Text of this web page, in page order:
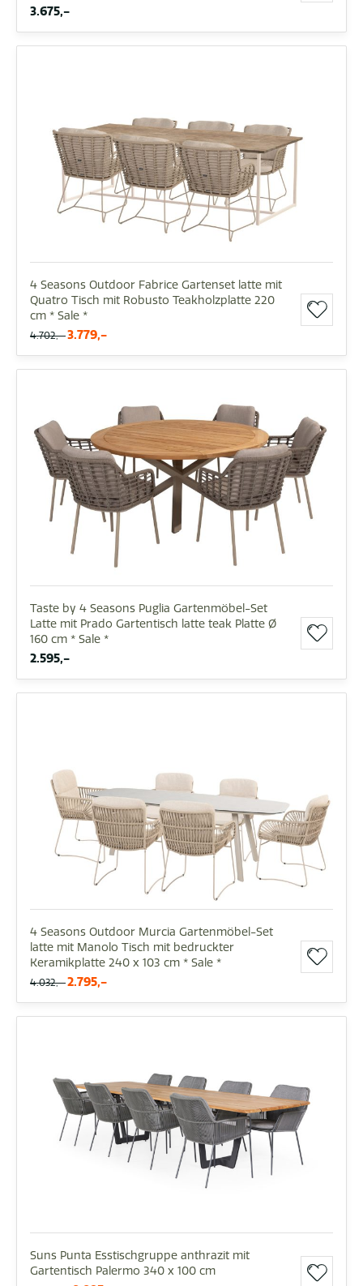
3.675,-
4 Seasons Outdoor Fabrice Gartenset latte mit
Quatro Tisch mit Robusto Teakholzplatte 220
cm * Sale *
4.702,- 3.779,-
Taste by 4 Seasons Puglia Gartenmöbel-Set
Latte mit Prado Gartentisch latte teak Platte Ø
160 cm * Sale *
2.595,-
4 Seasons Outdoor Murcia Gartenmöbel-Set
latte mit Manolo Tisch mit bedruckter
Keramikplatte 240 x 103 cm * Sale *
4.032,- 2.795,-
Suns Punta Esstischgruppe anthrazit mit
Gartentisch Palermo 340 x 100 cm